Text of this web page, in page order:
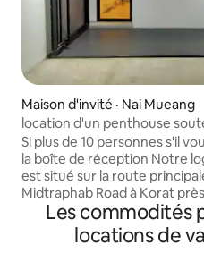
Maison d'invité · Nai Mueang
location d'un penthouse
Korat près de TheMall
Si plus de 10 personnes s'il
la boîte de réception Notre
est situé sur la route
Midtraphab Road à Korat
commercial . Situé au sous-sol de
l'immeuble 5 étages. Il y a un
d'autobus devant la maison,
Les commodités
locations de